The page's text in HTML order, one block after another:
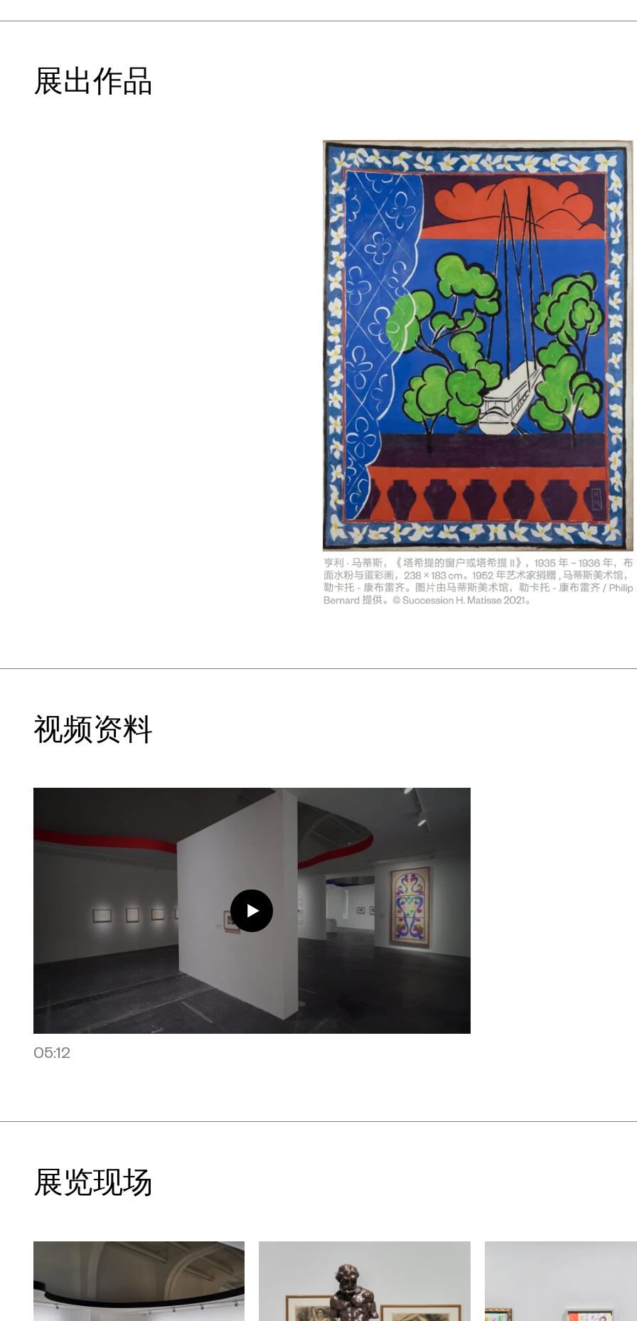
多年历史的纺织世家。在去世的前两年，马蒂斯决定将自己收藏的最珍贵的一
斯不但为此精心挑选展品，还亲自参与美术馆展厅的规划，甚至精确到每件作
品的具体摆放方式，马蒂斯美术馆也是马蒂斯生前唯一落成并亲自参与策划展
马蒂斯独一无二的艺术遗产与当下观众的相遇，以最为直观的方式，近距离呈
现马蒂斯一生的艺术探索、创作脉络与艺术理念。
2023年是马蒂斯诞辰154周年，值此之际，这批珍贵的藏品离开艺术家故乡
法国，首次远赴中国。“马蒂斯的马蒂斯”不仅是对马蒂斯完整艺术生涯最为直
接的呈现，更邀请中国观众共同踏上一段独一无二的发现之旅，藉由艺术家本
人所倾注的心血及其70年前捐赠的一批收藏珍品，对这位艺术大师不懈的创
作实践、卓越的艺术成就与人生经历展开深入而全面的探索。
“马蒂斯的马蒂斯”遵循艺术家的人生与创作发展轨迹，以11个章节展开，在
UCCA面积为1000平方米的展厅空间内，通过280余件珍贵且丰富的作品与
藏品，为观众呈现一个充满马蒂斯个人印记的展览。展厅内每个空间天花板的
形状与颜色均以马蒂斯的剪纸和作品色彩为灵感进行设计，在向这位“野兽派”
开创者打破审美传统观念，对色彩与艺术创作形式大胆创新致敬的同时，邀请
观众一览马蒂斯艺术生涯各关键时期的创作演变。
“马蒂斯的马蒂斯”以艺术家的亲笔信作为序言，首先通过“美术馆的缘起”介绍
这批珍贵展品的起源，其中核心展品均由马蒂斯生前亲自精心挑选。因而本次
展览随后开启的各个篇章不仅是对马蒂斯人生与艺术创作脉络的系统性回顾与
梳理，更是马蒂斯本人对其毕生艺术实践的一次自我阐释与总结。接下来的
“马蒂斯的早期艺术训练”聚焦艺术家不断积累和扩展创作技法的早期实践。此
时期的马蒂斯通过临摹大师作品，如用六年半时间才完成的《临摹夏尔丹〈鳐
（1905）等多幅作品，以及马蒂斯终生保留的组画《鸢尾和虞美人》（I和II，
约1912年春），展现了马蒂斯如何大胆打破传统绘画观念的束缚，颠覆因循守
第四章“1920年代：模特至上”再现了在一战后西方文化艺术蓬勃发展时期，马
蒂斯所踏上的全新创作道路。在《小纤细躯干》(1929)、《穿彩色条纹裤的大
宫娥像》（1925）、《〈亨利埃特 II〉素描》（约1928）、《室内裸体像、威
尼斯台灯与金鱼》（1929）等作品中，马蒂斯通过雕塑、素描、版画等媒介
对于人体与人像展开探索。而东方风情服饰，借助道具打造的装饰性布景，以
及模特身上所散发出的丰韵气质，则为马蒂斯画作的叙事空间注入了图像的张
力。接下来的“塔希提之旅”突出强调了1930年塔希提（大溪地）之旅给予马蒂
斯艺术创作的灵感与影响。身处逆境的马蒂斯，在60岁花甲之年对自己发起
了全新挑战：前往塔希提，寻找新的光线。他在此行多年之后才创作了具有代
表性的《塔希提之窗或塔希提岛II》（1935年12月18日-1936年3月15日）、
《大洋洲，天空》（1946）和《大洋洲，海洋》（1946）等作品。这次旅行
不但改变了马蒂斯的认知，成为他向内寻觅和自我超越的契机，也为马蒂斯日
格照进室内》（1942年10月22日-23日）不但代表了艺术家在创作方向上的
重要转变，也启发了许多后世的艺术家。
章“剪纸”聚焦马蒂斯艺术生涯后期几乎全身心投入的剪纸创作。从《〈决定性
瞬间：亨利·卡蒂埃-布列松〉摄影集》封面设计稿（1952）、《伊卡洛斯》
（1947）、《蔓藤花纹》（1947）再到剪纸技法集大成之作艺术书《爵士》
展出作品
视频资料
05:12
展览现场